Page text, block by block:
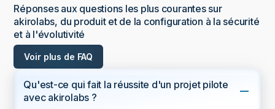
Réponses aux questions les plus courantes sur
akirolabs, du produit et de la configuration à la sécurité
et à l'évolutivité
Voir plus de FAQ
Qu'est-ce qui fait la réussite d'un projet pilote
avec akirolabs ?